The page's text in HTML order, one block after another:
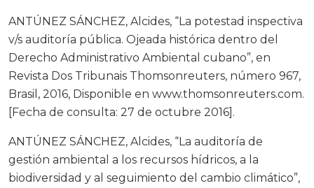
ANTÚNEZ SÁNCHEZ, Alcides, “La potestad inspectiva
v/s auditoría pública. Ojeada histórica dentro del
Derecho Administrativo Ambiental cubano”, en
Revista Dos Tribunais Thomsonreuters, número 967,
Brasil, 2016, Disponible en www.thomsonreuters.com.
[Fecha de consulta: 27 de octubre 2016].
ANTÚNEZ SÁNCHEZ, Alcides, “La auditoría de
gestión ambiental a los recursos hídricos, a la
biodiversidad y al seguimiento del cambio climático”,